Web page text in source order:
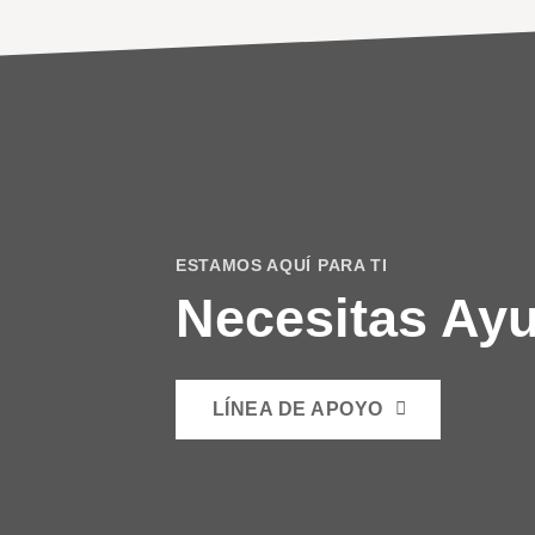
ESTAMOS AQUÍ PARA TI
Necesitas
LÍNEA DE APOYO